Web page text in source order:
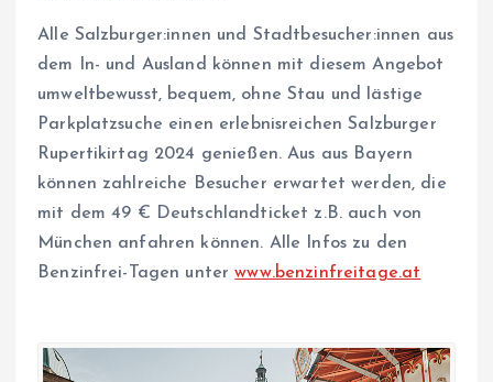
Alle Salzburger:innen und Stadtbesucher:innen aus
dem In- und Ausland können mit diesem Angebot
umweltbewusst, bequem, ohne Stau und lästige
Parkplatzsuche einen erlebnisreichen Salzburger
Rupertikirtag 2024 genießen. Aus aus Bayern
können zahlreiche Besucher erwartet werden, die
mit dem 49 € Deutschlandticket z.B. auch von
München anfahren können. Alle Infos zu den
Benzinfrei-Tagen unterwww.benzinfreitage.at